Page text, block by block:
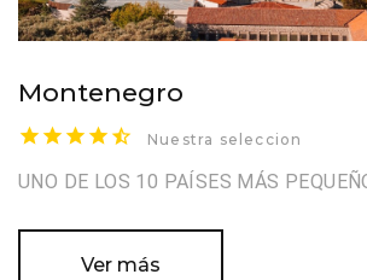
Montenegro
Nuestra seleccion
UNO DE LOS 10 PAÍSES MÁS
Ver más